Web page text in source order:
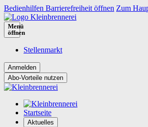
Bedienhilfen Barrierefreiheit öffnen Zum
Menü
öffnen
Stellenmarkt
Abo-Vorteile nutzen
Startseite
Aktuelles